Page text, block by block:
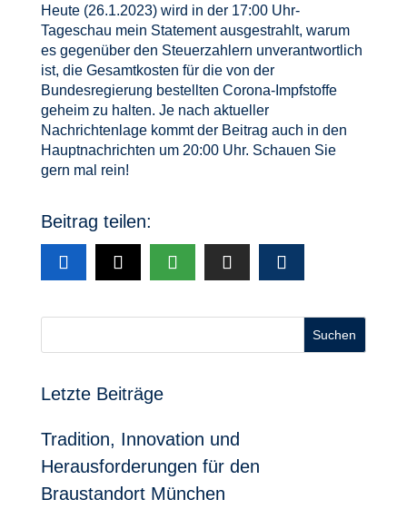
Heute (26.1.2023) wird in der 17:00 Uhr-
Tageschau mein Statement ausgestrahlt, warum
es gegenüber den Steuerzahlern unverantwortlich
ist, die Gesamtkosten für die von der
Bundesregierung bestellten Corona-Impfstoffe
geheim zu halten. Je nach aktueller
Nachrichtenlage kommt der Beitrag auch in den
Hauptnachrichten um 20:00 Uhr. Schauen Sie
gern mal rein!
Beitrag teilen:
Suchen
Letzte Beiträge
Tradition, Innovation und
Herausforderungen für den
Braustandort München